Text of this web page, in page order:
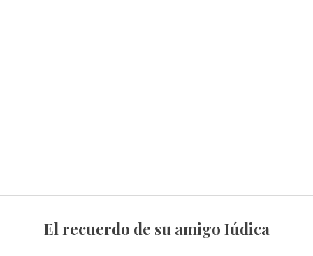
El recuerdo de su amigo Iúdica